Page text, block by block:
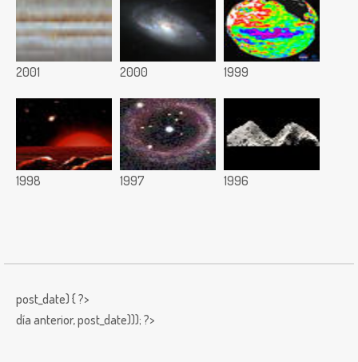
2001 2000 1999
1998 1997 1996
post_date) { ?>
día anterior,post_date))); ?>